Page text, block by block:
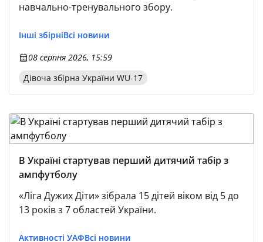
навчально-тренувального збору.
Інші збірніВсі новини
08 серпня 2026, 15:59
Дівоча збірна України WU-17
В Україні стартував перший дитячий табір з
ампфутболу
«Ліга Дужих Діти» зібрала 15 дітей віком від 5 до
13 років з 7 областей України.
Активності УАФВсі новини